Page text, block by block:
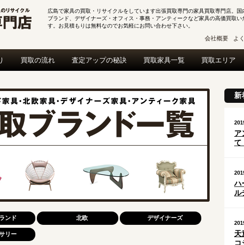
広島で家具の買取・リサイクルをしています出張買取専門の家具買取専門店。国
ブランド、デザイナーズ・オフィス・事務・アンティークなど家具の高価買取い
す。お見積もりは無料なのでお気軽にお問い合わせ下さい。
会社概要 よ
買取の流れ 査定アップの秘訣 買取家具一覧 買取エリア
ンド 北欧 デザイナーズ
リー
新
ア
て
ハ
ル
天